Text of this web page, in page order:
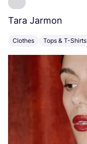
Tara Jarmon
Clothes Tops & T-Shirts